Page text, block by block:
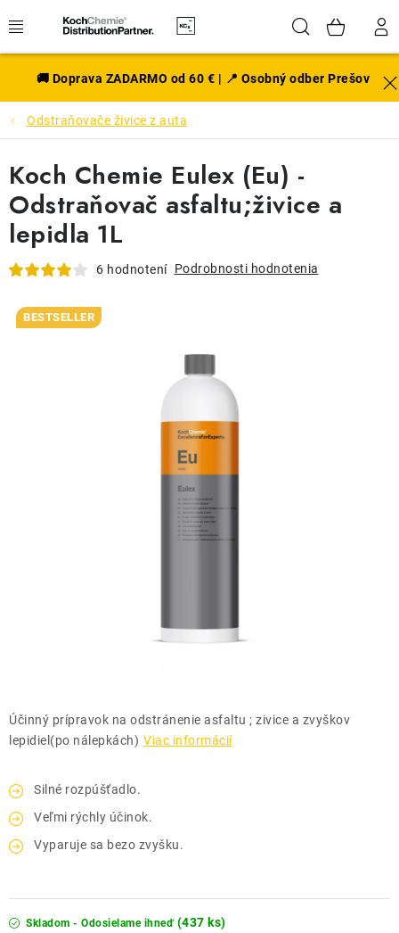
na
Hľadať
EXTERIÉR
DISKY A PNEU
INTERIÉR
PRÍSLUŠENSTVO
VÔNE DO AUTA
VÝHODNÉ SADY
+421 918 725 111
🚚 Doprava ZADARMO od 60 € | 📍 Osobný odber Prešov
Odstraňovače živice z auta
Účinný prípravok na odstránenie asfaltu ; zivice a zvyškov
lepidiel(po nálepkách) Viac informácií
Silné rozpúšťadlo.
Veľmi rýchly účinok.
Vyparuje sa bezo zvyšku.
Skladom - Odosielame ihneď (437 ks)
Koch Chemie Eulex (Eu) -
Odstraňovač asfaltu;živice a
lepidla 1L
6 hodnotení Podrobnosti hodnotenia
BESTSELLER